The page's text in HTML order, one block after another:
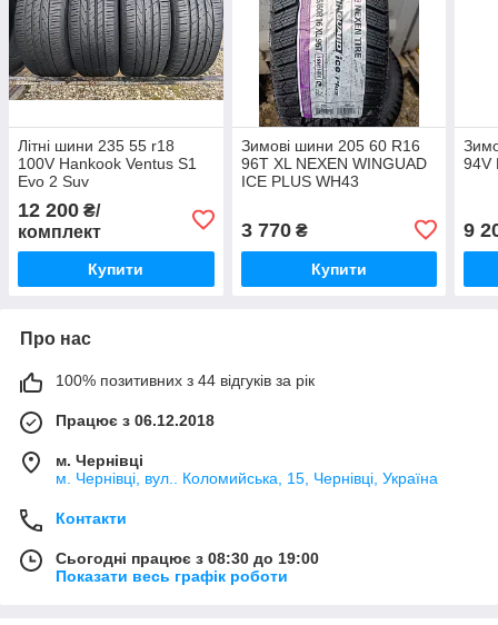
Літні шини 235 55 r18
100V Hankook Ventus S1
Evo 2 Suv
12 200 ₴/
комплект
Купити
Зимові шини 205 60 R16
96T XL NEXEN WINGUAD
ICE PLUS WH43
3 770₴
Купити
94V
9
Про нас
100% позитивних з 44 відгуків за рік
Працює з 06.12.2018
м. Чернівці
м. Чернівці, вул.. Коломийська, 15, Чернівці, Україна
Контакти
Сьогодні працює з 08:30 до 19:00
Показати весь графік роботи